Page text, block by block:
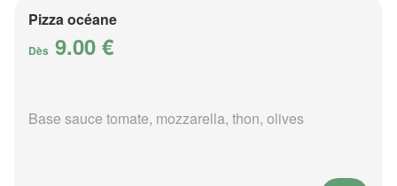
Pizza océane
Dès 9.00 €
Base sauce tomate, mozzarella, thon, olives